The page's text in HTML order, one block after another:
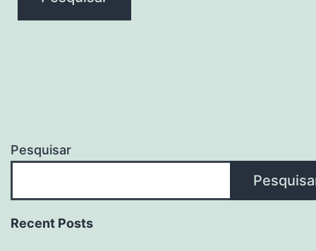
Pesquisar
Recent Posts